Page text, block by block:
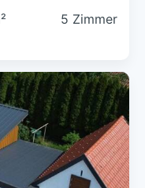
5 Zimmer